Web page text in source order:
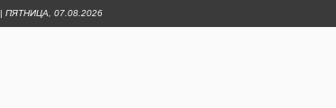
| ПЯТНИЦА, 07.08.2026